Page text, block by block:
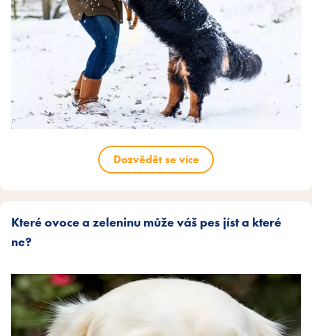
Dozvědět se více
Které ovoce a zeleninu může váš pes jíst a které
ne?